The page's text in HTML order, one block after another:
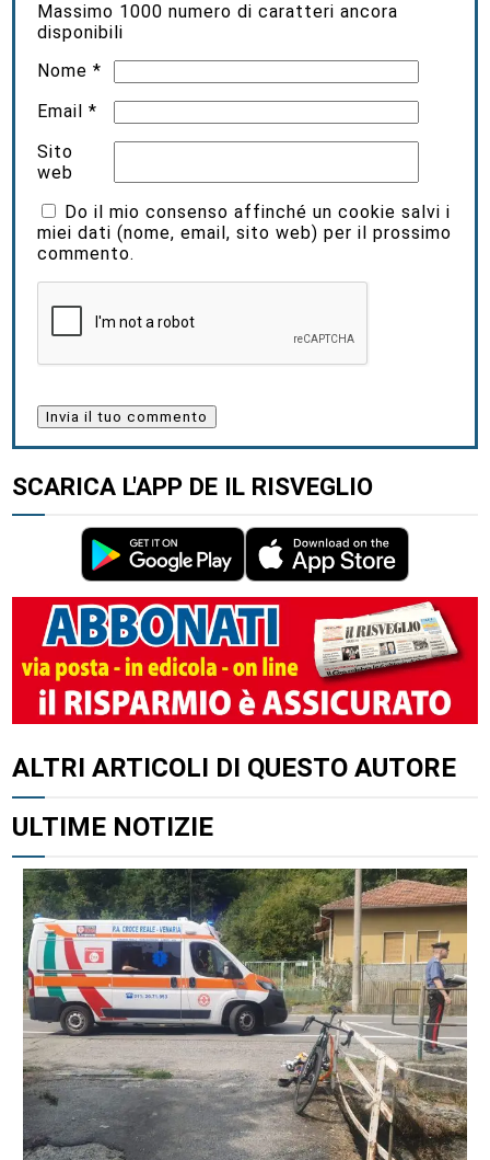
Massimo 1000 numero di caratteri ancora
disponibili
Nome*
Email*
Sito
web
Do il mio consenso affinché un cookie salvi i
miei dati (nome, email, sito web) per il prossimo
commento.
SCARICA L'APP DE IL RISVEGLIO
ALTRI ARTICOLI DI QUESTO AUTORE
ULTIME NOTIZIE